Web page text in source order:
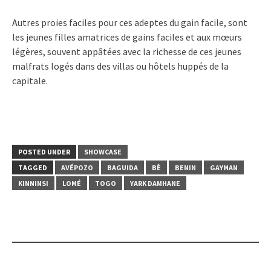
Autres proies faciles pour ces adeptes du gain facile, sont
les jeunes filles amatrices de gains faciles et aux mœurs
légères, souvent appâtées avec la richesse de ces jeunes
malfrats logés dans des villas ou hôtels huppés de la
capitale.
POSTED UNDER
SHOWCASE
TAGGED
AVÉPOZO BAGUIDA BÈ BENIN
GAYMAN
KINNINSI
LOMÉ TOGO YARK DAMHANE